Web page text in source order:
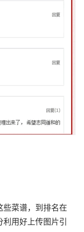
些菜谱，到排名在
用好上传图片引